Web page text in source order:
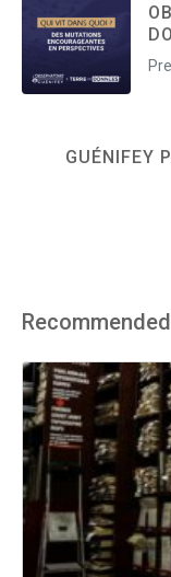
GUÉNIFEY